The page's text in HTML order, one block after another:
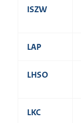
ISZW
LAP
LHSO
LKC